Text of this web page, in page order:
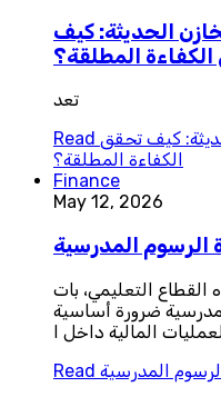
الحديثة: كيف
المطلقة؟
تعد
Read كيف تحقق
الكفاءة المطلقة؟
Finance
May 12, 2026
الرسوم المدرسية
التعليمي، بات
ضرورة أساسية
المالية داخل ا
Read المدرسية